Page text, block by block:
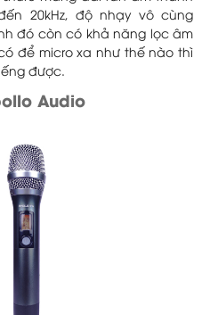
20kHz, độ nhạy vô cùng
đó còn có khả năng lọc âm
để micro xa như thế nào thì
được.
Audio